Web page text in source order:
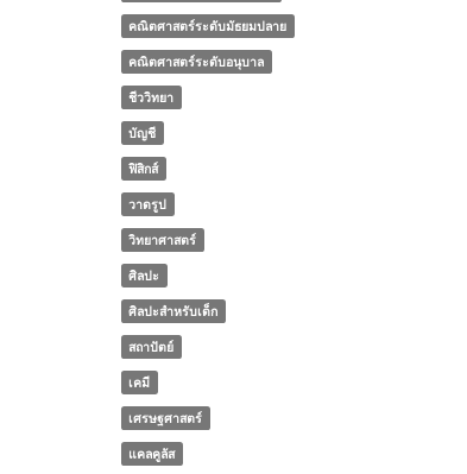
คณิตศาสตร์ระดับมัธยมปลาย
คณิตศาสตร์ระดับอนุบาล
ชีววิทยา
บัญชี
ฟิสิกส์
วาดรูป
วิทยาศาสตร์
ศิลปะ
ศิลปะสำหรับเด็ก
สถาปัตย์
เคมี
เศรษฐศาสตร์
แคลคูลัส